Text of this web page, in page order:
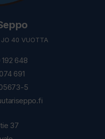
JO 40 VUOTTA
648
691
5
37